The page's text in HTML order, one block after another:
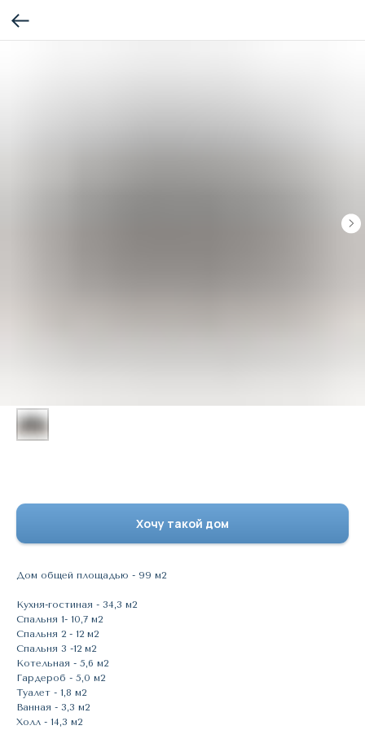
Хочу такой дом
Дом общей площадью - 99 м2
Кухня-гостиная - 34,3 м2
Спальня 1- 10,7 м2
Спальня 2 - 12 м2
Спальня 3 -12 м2
Котельная - 5,6 м2
Гардероб - 5,0 м2
Туалет - 1,8 м2
Ванная - 3,3 м2
Холл - 14,3 м2